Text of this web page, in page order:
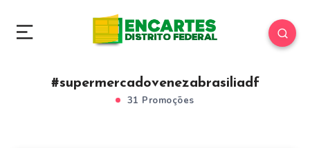
#supermercadovenezabrasiliadf
31 Promoções